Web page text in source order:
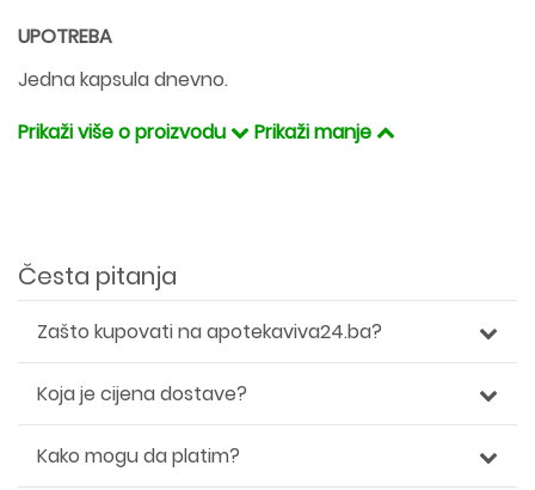
UPOTREBA
Jedna kapsula dnevno.
Prikaži više o proizvodu
Prikaži manje
Česta pitanja
Zašto kupovati na apotekaviva24.ba?
Koja je cijena dostave?
Kako mogu da platim?